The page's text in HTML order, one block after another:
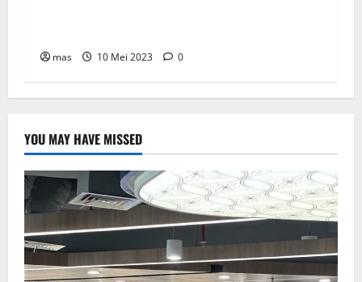
mas 10 Mei 2023 0
YOU MAY HAVE MISSED